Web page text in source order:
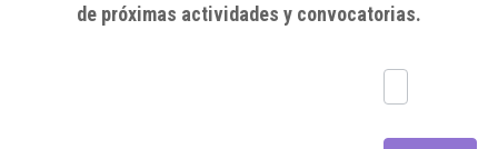
de próximas actividades y convocatorias.
Subscríbete